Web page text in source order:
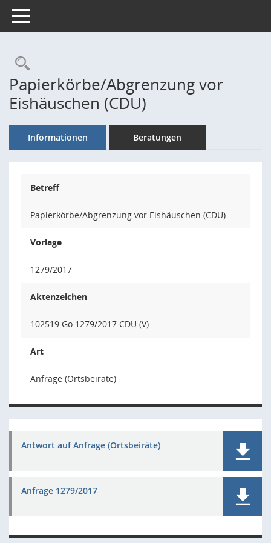
Toggle navigation
Rechercheauswahl
Papierkörbe/Abgrenzung vor
Eishäuschen (CDU)
Informationen Beratungen
Betreff
Papierkörbe/Abgrenzung vor Eishäuschen (CDU)
Vorlage
1279/2017
Aktenzeichen
102519 Go 1279/2017 CDU (V)
Art
Anfrage (Ortsbeiräte)
Antwort auf Anfrage (Ortsbeiräte)
Anfrage 1279/2017